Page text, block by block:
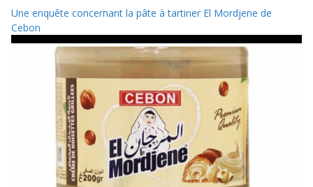
Une enquête concernant la pâte à tartiner El Mordjene de
Cebon